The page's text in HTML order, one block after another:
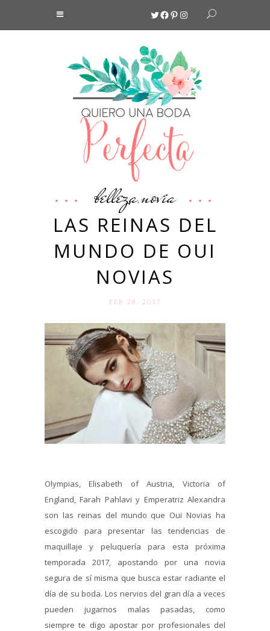
Twitter
Facebook
Pinterest
Instagram
belleza,novia
LAS REINAS DEL
MUNDO DE OUI
NOVIAS
FEB 28. 2017
Olympias, Elisabeth of Austria, Victoria of
England, Farah Pahlavi y Emperatriz Alexandra
son las reinas del mundo que Oui Novias ha
escogido para presentar las tendencias de
maquillaje y peluquería para esta próxima
temporada 2017, apostando por una novia
segura de sí misma que busca estar radiante el
día de su boda. Los nervios del gran día a veces
pueden jugarnos malas pasadas, como
siempre te digo apostar por profesionales del